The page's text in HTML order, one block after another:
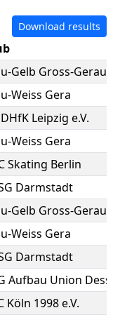
Download results
Gelb Gross-Gerau
Weiss Gera
Leipzig e.V.
Weiss Gera
Skating Berlin
Darmstadt
Gelb Gross-Gerau
Weiss Gera
Darmstadt
Aufbau Union
Köln 1998 e.V.